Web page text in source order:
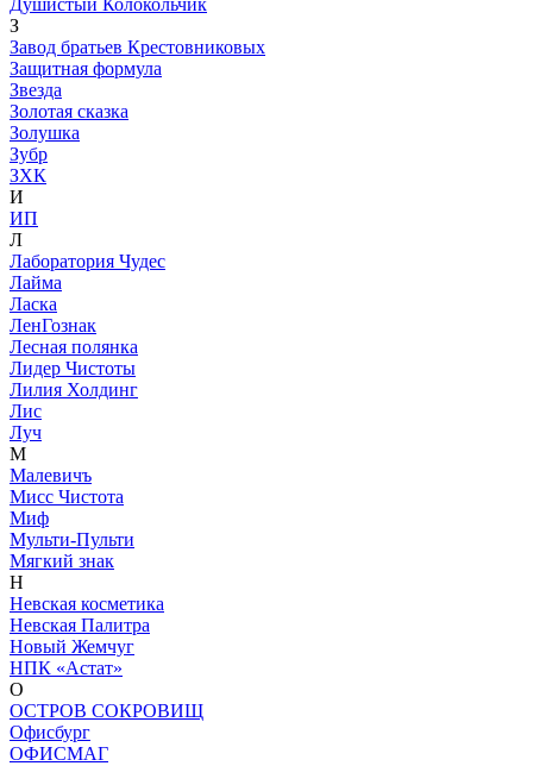
Душистый Колокольчик
З
Завод братьев Крестовниковых
Защитная формула
Звезда
Золотая сказка
Золушка
Зубр
ЗХК
И
ИП
Л
Лаборатория Чудес
Лайма
Ласка
ЛенГознак
Лесная полянка
Лидер Чистоты
Лилия Холдинг
Лис
Луч
М
Малевичъ
Мисс Чистота
Миф
Мульти-Пульти
Мягкий знак
Н
Невская косметика
Невская Палитра
Новый Жемчуг
НПК «Астат»
О
ОСТРОВ СОКРОВИЩ
Офисбург
ОФИСМАГ